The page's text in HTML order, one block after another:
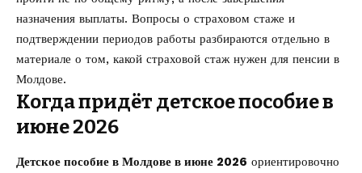
назначения выплаты. Вопросы о страховом стаже и
подтверждении периодов работы разбираются отдельно в
материале о том, какой страховой стаж нужен для пенсии в
Молдове.
Когда придёт детское пособие в
июне 2026
Детское пособие в Молдове в июне 2026 ориентировочно